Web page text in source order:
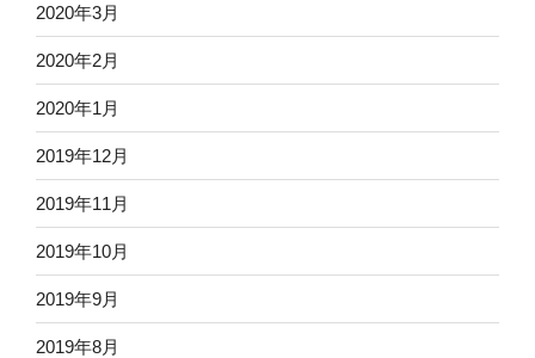
2020年3月
2020年2月
2020年1月
2019年12月
2019年11月
2019年10月
2019年9月
2019年8月